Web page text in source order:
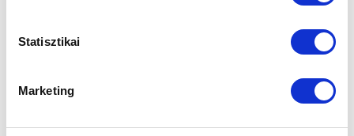
Statisztikai
Marketing